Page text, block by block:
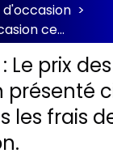
d'occasion >
Véhicules d'occasion certifiés
Le prix
présenté
les frais